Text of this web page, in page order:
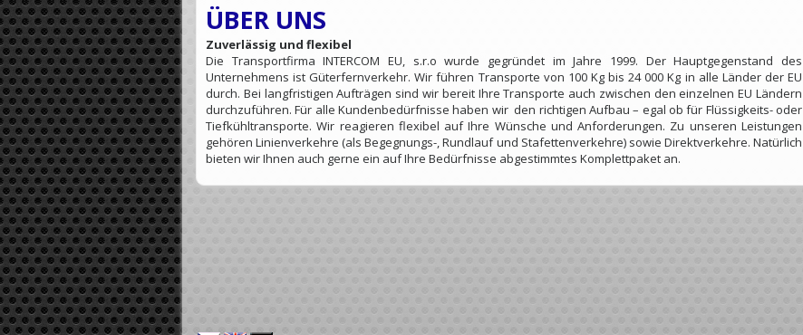
ÜBER UNS
Zuverlässig und flexibel
Die Transportfirma INTERCOM EU, s.r.o wurde gegründet im Jahre 1999. Der Hauptgegenstand des
Unternehmens ist Güterfernverkehr. Wir führen Transporte von 100 Kg bis 24 000 Kg in alle Länder der EU
durch. Bei langfristigen Aufträgen sind wir bereit Ihre Transporte auch zwischen den einzelnen EU Ländern
durchzuführen. Für alle Kundenbedürfnisse haben wir den richtigen Aufbau – egal ob für Flüssigkeits- oder
Tiefkühltransporte. Wir reagieren flexibel auf Ihre Wünsche und Anforderungen. Zu unseren Leistungen
gehören Linienverkehre (als Begegnungs-, Rundlauf und Stafettenverkehre) sowie Direktverkehre. Natürlich
bieten wir Ihnen auch gerne ein auf Ihre Bedürfnisse abgestimmtes Komplettpaket an.